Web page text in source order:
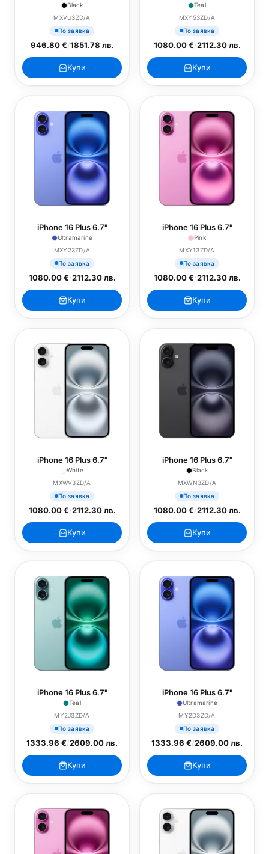
Black
MXVU3ZD/A
По заявка
946.80 €/1851.78 лв.
Купи
Teal
MXY53ZD/A
По заявка
1080.00 €/2112.30 лв.
Купи
iPhone 16 Plus 6.7"
Ultramarine
MXY23ZD/A
По заявка
1080.00 €/2112.30 лв.
Купи
iPhone 16 Plus 6.7"
Pink
MXY13ZD/A
По заявка
1080.00 €/2112.30 лв.
Купи
iPhone 16 Plus 6.7"
White
MXWV3ZD/A
По заявка
1080.00 €/2112.30 лв.
Купи
iPhone 16 Plus 6.7"
Black
MXWN3ZD/A
По заявка
1080.00 €/2112.30 лв.
Купи
iPhone 16 Plus 6.7"
Teal
MY2J3ZD/A
По заявка
1333.96 €/2609.00 лв.
Купи
iPhone 16 Plus 6.7"
Ultramarine
MY2D3ZD/A
По заявка
1333.96 €/2609.00 лв.
Купи